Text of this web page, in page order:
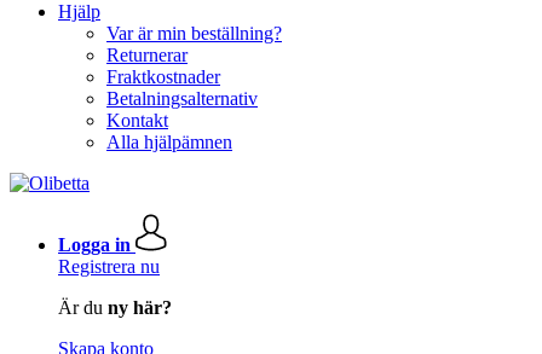
Hjälp
Var är min beställning?
Returnerar
Fraktkostnader
Betalningsalternativ
Kontakt
Alla hjälpämnen
Logga in
Registrera nu
Är du ny här?
Skapa konto